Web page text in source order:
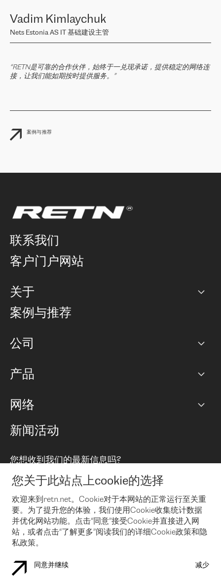
您关于此站点上cookie的选择
欢迎来到retn.net。Cookie对于本网站的正常运行至关重
要。为了提升您的体验，我们使用Cookie收集统计数据
并优化网站功能。点击“同意”接受Cookie并直接进入网
站，或者点击“了解更多”阅读我们的详细Cookie政策和隐
私政策。
同意并继续 减少
Vadim Kimlaychuk
Nets Estonia AS IT 基础建设主管
“RETN是可靠的合作伙伴，始终于一兑现承诺，提供稳定的网络连
接，让我们能如期按时提供服务。”
案例与推荐
联系我们
客户门户网站
关于
公司
案例与推荐
公司
PoP 点
对等互联政策
RTT Map
产品
互联网
远程 IX
云连接
防DDoS攻击保护服务(DDoS Protection)
网络
可控全球私用网络
BGP 解决方案
TRANSKZ
网络安全
新闻活动
您想收到我们的最新信息吗?
在您接受了我们的隐私条款之后，可以通过 Email 来订阅我们的新
闻和活动。 您也可以随时通过点击电子邮件底下的链接来取消订
阅
COOKIE 政策